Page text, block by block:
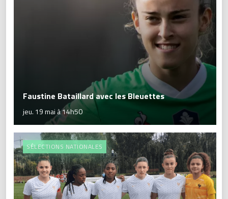
Faustine Bataillard avec les Bleuettes
jeu. 19 mai à 14h50
SÉLECTIONS NATIONALES